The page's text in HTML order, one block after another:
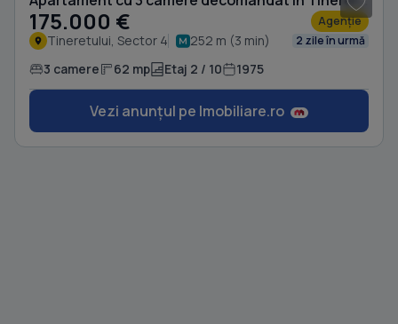
175.000 € Agenție
Tineretului, Sector 4 252 m (3 min) 2 zile în urmă
3 camere 62 mp Etaj 2 / 10 1975
Vezi anunțul pe Imobiliare.ro